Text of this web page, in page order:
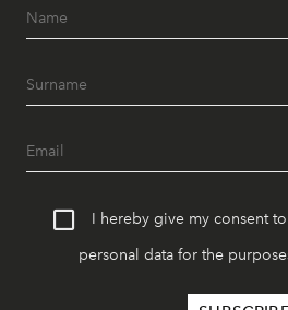
I hereby give my consent
personal data for the